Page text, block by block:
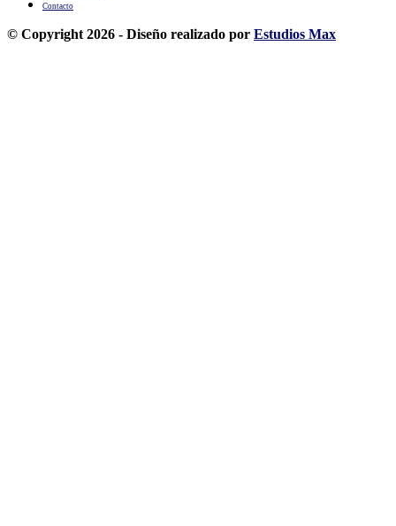
Contacto
© Copyright 2026 - Diseño realizado por Estudios Max